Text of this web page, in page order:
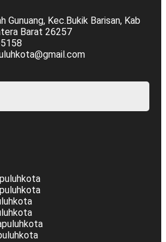
Gunuang, Kec.Bukik Barisan, Kab
Barat 26257